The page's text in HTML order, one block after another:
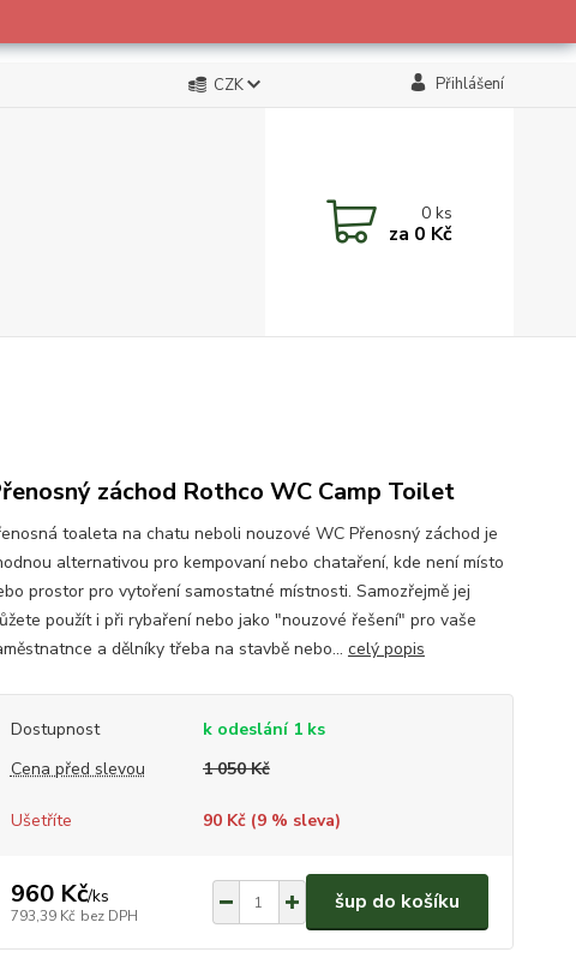
CZK Přihlášení
0ks
za 0 Kč
záchod Rothco WC Camp Toilet
toaleta na chatu neboli nouzové WC Přenosný záchod je
alternativou pro kempovaní nebo chataření, kde není místo
prostor pro vytoření samostatné místnosti. Samozřejmě jej
použít i při rybaření nebo jako "nouzové řešení" pro vaše
a dělníky třeba na stavbě nebo... celý popis
Dostupnost
k odeslání 1 ks
Cena před slevou
1 050 Kč
Ušetříte 90 Kč (9% sleva)
960 Kč/ks
793,39 Kč bez DPH
šup do košíku